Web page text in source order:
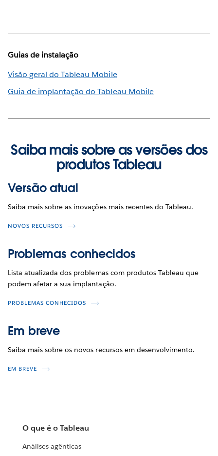
Guias de instalação
Visão geral do Tableau Mobile
Guia de implantação do Tableau Mobile
Saiba mais sobre as versões dos
produtos Tableau
Versão atual
Saiba mais sobre as inovações mais recentes do Tableau.
NOVOS RECURSOS
Problemas conhecidos
Lista atualizada dos problemas com produtos Tableau que
podem afetar a sua implantação.
PROBLEMAS CONHECIDOS
Em breve
Saiba mais sobre os novos recursos em desenvolvimento.
EM BREVE
O que é o Tableau
Análises agênticas